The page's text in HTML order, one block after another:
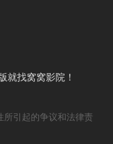
就找窝窝影院！
引起的争议和法律责